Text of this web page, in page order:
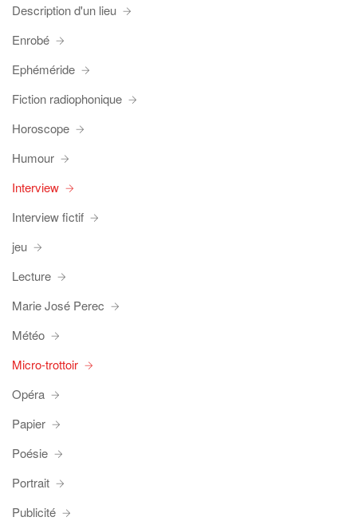
Description d'un lieu
Enrobé
Ephéméride
Fiction radiophonique
Horoscope
Humour
Interview
Interview fictif
jeu
Lecture
Marie José Perec
Météo
Micro-trottoir
Opéra
Papier
Poésie
Portrait
Publicité